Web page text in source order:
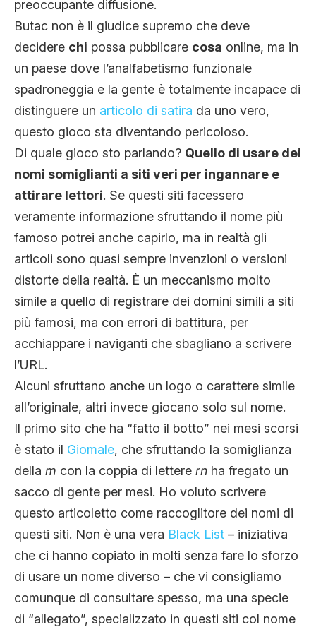
preoccupante diffusione.
Butac non è il giudice supremo che deve
decidere chi possa pubblicare cosa online, ma in
un paese dove l’analfabetismo funzionale
spadroneggia e la gente è totalmente incapace di
distinguere un articolo di satira da uno vero,
questo gioco sta diventando pericoloso.
Di quale gioco sto parlando? Quello di usare dei
nomi somiglianti a siti veri per ingannare e
attirare lettori. Se questi siti facessero
veramente informazione sfruttando il nome più
famoso potrei anche capirlo, ma in realtà gli
articoli sono quasi sempre invenzioni o versioni
distorte della realtà. È un meccanismo molto
simile a quello di registrare dei domini simili a siti
più famosi, ma con errori di battitura, per
acchiappare i naviganti che sbagliano a scrivere
l’URL.
Alcuni sfruttano anche un logo o carattere simile
all’originale, altri invece giocano solo sul nome.
Il primo sito che ha “fatto il botto” nei mesi scorsi
è stato il Giomale, che sfruttando la somiglianza
della m con la coppia di lettere rn ha fregato un
sacco di gente per mesi. Ho voluto scrivere
questo articoletto come raccoglitore dei nomi di
questi siti. Non è una vera Black List – iniziativa
che ci hanno copiato in molti senza fare lo sforzo
di usare un nome diverso – che vi consigliamo
comunque di consultare spesso, ma una specie
di “allegato”, specializzato in questi siti col nome